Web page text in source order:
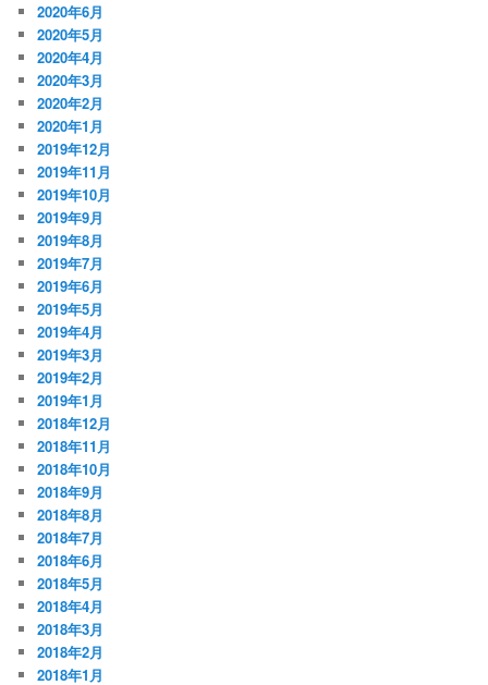
2020年6月
2020年5月
2020年4月
2020年3月
2020年2月
2020年1月
2019年12月
2019年11月
2019年10月
2019年9月
2019年8月
2019年7月
2019年6月
2019年5月
2019年4月
2019年3月
2019年2月
2019年1月
2018年12月
2018年11月
2018年10月
2018年9月
2018年8月
2018年7月
2018年6月
2018年5月
2018年4月
2018年3月
2018年2月
2018年1月